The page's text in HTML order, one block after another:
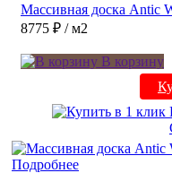
Массивная доска Antic
8775 ₽ / м2
В корзину
Подробнее